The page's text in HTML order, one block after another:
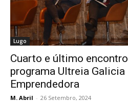
Lugo
Cuarto e último
programa Ultreia Galicia
Emprendedora
M. Abril - 26 Setembro, 2024